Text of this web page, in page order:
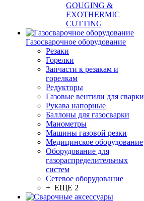
GOUGING &
EXOTHERMIC
CUTTING
Газосварочное оборудование
Резаки
Горелки
Запчасти к резакам и
горелкам
Редукторы
Газовые вентили для сварки
Рукава напорные
Баллоны для газосварки
Манометры
Машины газовой резки
Медицинское оборудование
Оборудование для
газораспределительных
систем
Сетевое оборудование
+ ЕЩЕ 2